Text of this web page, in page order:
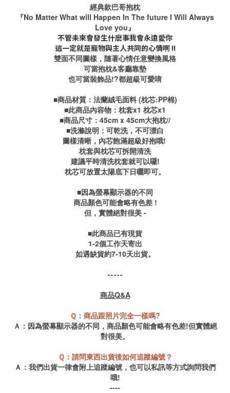
經典款巴哥抱枕
『No Matter What will Happen In The future I Will Always
Love you』
不管未來會發生什麽事我會永遠愛你
這一定就是寵物與主人共同的心情啊 !!
雙面不同圖樣，隨著心情任意變換風格
可當抱枕&客廳靠墊
也可當裝飾品!?都超級可愛唷
■商品材質：法蘭絨毛面料 (枕芯:PP棉)
■此商品內容物：枕套x1 枕芯x1
■商品尺寸：45cm x 45cm大抱枕//
■洗滌說明：可乾洗，不可漂白
圖樣清晰，內芯飽滿超級好抱哦!
枕套與枕芯可拆開清洗
建議平時清洗枕套就可以囉!
枕芯可放置太陽底下日曬即可。
■因為螢幕顯示器的不同
商品顏色可能會略有色差 !
但，實體絕對很美 -
■此商品已有現貨
1-2個工作天寄出
如遇缺貨約7-10天出貨。
-----
商品Q&A
Ｑ：商品跟照片完全一樣嗎?
Ａ：因為螢幕顯示器的不同，商品顏色可能會略有色差!但實體絕
對很美。
Ｑ：請問東西出貨後如何追蹤編號？
Ａ：我們出貨一律會附上追蹤編號，也可以私訊等方式詢問我們
哦!
----